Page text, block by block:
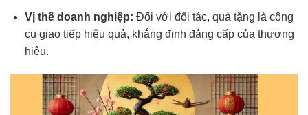
Vị thế doanh nghiệp: Đối với đối tác, quà tặng là công
cụ giao tiếp hiệu quả, khẳng định đẳng cấp của thương
hiệu.